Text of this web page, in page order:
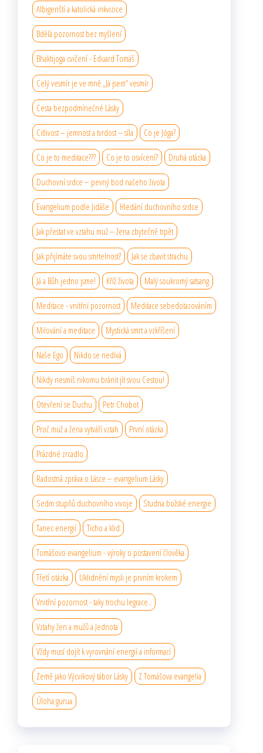
Albigenští a katolická inkvizice
Bdělá pozornost bez myšlení
Bhaktijoga cvičení - Eduard Tomáš
Celý vesmír je ve mně „Já jsem“ vesmír
Cesta bezpodmínečné Lásky
Citlivost – jemnost a tvrdost – síla Co je Jóga?
Co je to meditace??? Co je to osvícení? Druhá otázka
Duchovní srdce – pevný bod našeho života
Evangelium podle Jidáše Hledání duchovního srdce
Jak přestat ve vztahu muž – žena zbytečně trpět
Jak přijímáte svou smrtelnost? Jak se zbavit strachu
Já a Bůh jedno jsme! Kříž života Malý soukromý satsang
Meditace - vnitřní pozornost Meditace sebedotazováním
Milování a meditace Mystická smrt a vzkříšení
Naše Ego Nikdo se nedívá
Nikdy nesmíš nikomu bránit jít svou Cestou!
Otevření se Duchu Petr Chobot
Proč muž a žena vytváří vztah První otázka
Prázdné zrcadlo
Radostná zpráva o Lásce – evangelium Lásky
Sedm stupňů duchovního vıvoje Studna božské energie
Tanec energií Ticho a klid
Tomášovo evangelium - výroky o postavení člověka
Třetí otázka Uklidnění mysli je prvním krokem
Vnitřní pozornost - taky trochu legrace..
Vztahy žen a mužů a Jednota
Vždy musí dojít k vyrovnání energií a informací
Země jako Výcvikový tábor Lásky Z Tomášova evangelia
Úloha gurua